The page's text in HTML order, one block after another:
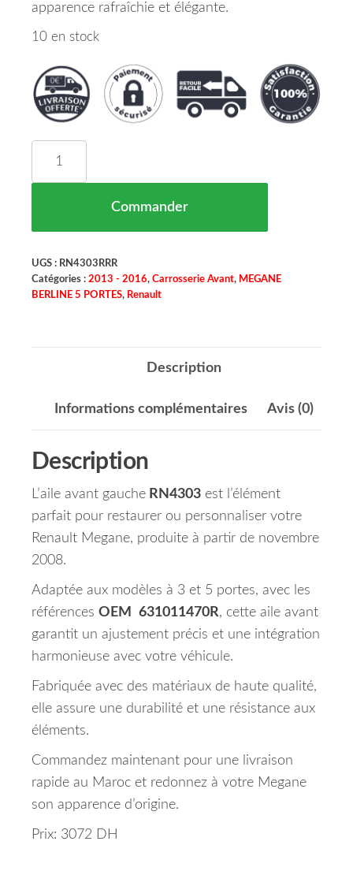
apparence rafraîchie et élégante.
10 en stock
Commander
UGS : RN4303RRR
Catégories : 2013 - 2016, Carrosserie Avant, MEGANE
BERLINE 5 PORTES, Renault
Description
Informations complémentaires Avis (0)
Description
L’aile avant gauche RN4303 est l’élément
parfait pour restaurer ou personnaliser votre
Renault Megane, produite à partir de novembre
2008.
Adaptée aux modèles à 3 et 5 portes, avec les
références OEM 631011470R, cette aile avant
garantit un ajustement précis et une intégration
harmonieuse avec votre véhicule.
Fabriquée avec des matériaux de haute qualité,
elle assure une durabilité et une résistance aux
éléments.
Commandez maintenant pour une livraison
rapide au Maroc et redonnez à votre Megane
son apparence d’origine.
Prix: 3072 DH